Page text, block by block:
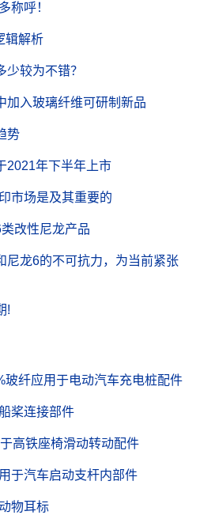
称呼！
辑解析
较为不错？
加入玻璃纤维可研制新品
势
2021年下半年上市
市场是及其重要的
改性尼龙产品
尼龙6的不可抗力，为当前紧张
!
玻纤应用于电动汽车充电桩配件
桨连接部件
高铁座椅滑动转动配件
于汽车启动支杆内部件
物耳标